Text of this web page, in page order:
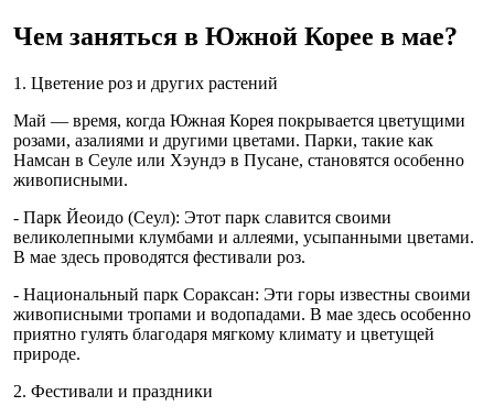
Чем заняться в Южной Корее в мае?
1. Цветение роз и других растений
Май — время, когда Южная Корея покрывается цветущими
розами, азалиями и другими цветами. Парки, такие как
Намсан в Сеуле или Хэундэ в Пусане, становятся особенно
живописными.
- Парк Йеоидо (Сеул): Этот парк славится своими
великолепными клумбами и аллеями, усыпанными цветами.
В мае здесь проводятся фестивали роз.
- Национальный парк Сораксан: Эти горы известны своими
живописными тропами и водопадами. В мае здесь особенно
приятно гулять благодаря мягкому климату и цветущей
природе.
2. Фестивали и праздники